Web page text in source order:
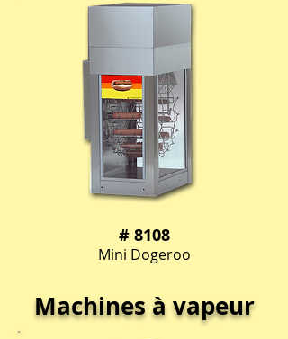
# 8108
Mini Dogeroo
Machines à vapeur